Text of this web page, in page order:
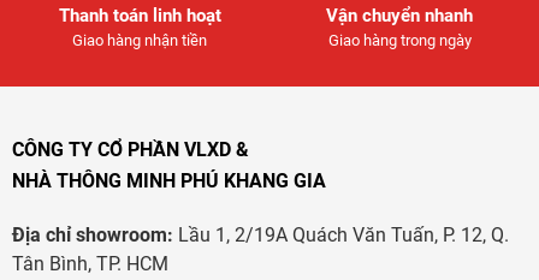
Thanh toán linh hoạt
Giao hàng nhận tiền
Vận chuyển nhanh
Giao hàng trong ngày
CÔNG TY CỔ PHẦN VLXD &
NHÀ THÔNG MINH PHÚ KHANG GIA
Địa chỉ showroom: Lầu 1, 2/19A Quách Văn Tuấn, P. 12, Q.
Tân Bình, TP. HCM